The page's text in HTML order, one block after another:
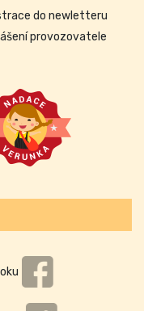
do newletteru
provozovatele